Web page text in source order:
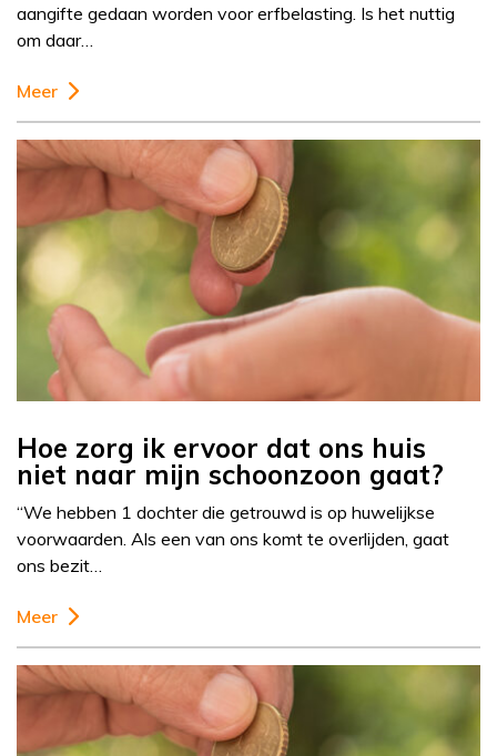
aangifte gedaan worden voor erfbelasting. Is het nuttig
om daar…
Meer
Hoe zorg ik ervoor dat ons huis
niet naar mijn schoonzoon gaat?
“We hebben 1 dochter die getrouwd is op huwelijkse
voorwaarden. Als een van ons komt te overlijden, gaat
ons bezit…
Meer